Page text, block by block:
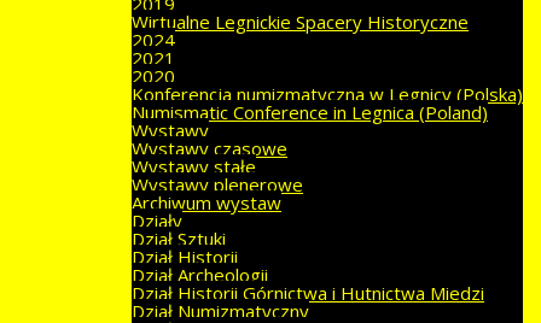
Wirtualne Legnickie Spacery Historyczne
2024
2021
2020
Konferencja numizmatyczna w Legnicy (Polska)
Numismatic Conference in Legnica (Poland)
Wystawy
Wystawy czasowe
Wystawy stałe
Wystawy plenerowe
Archiwum wystaw
Działy
Dział Sztuki
Dział Historii
Dział Archeologii
Dział Historii Górnictwa i Hutnictwa Miedzi
Dział Numizmatyczny